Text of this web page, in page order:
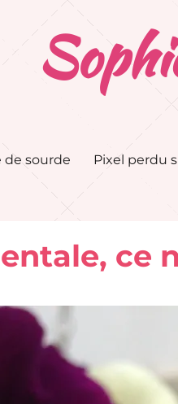
de sourde Pixel perdu
ce